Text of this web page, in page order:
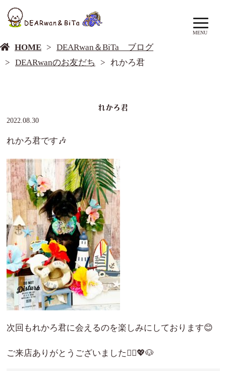
MENU
HOME
DEARwan＆BiTa ブログ
DEARwanのお友だち
れかろ君
れかろ君
2022.08.30
れかろ君です🎶
次回もれかろ君に会えるのを楽しみにしております😊
ご来店ありがとうございました🙇‍♀️💖🐶